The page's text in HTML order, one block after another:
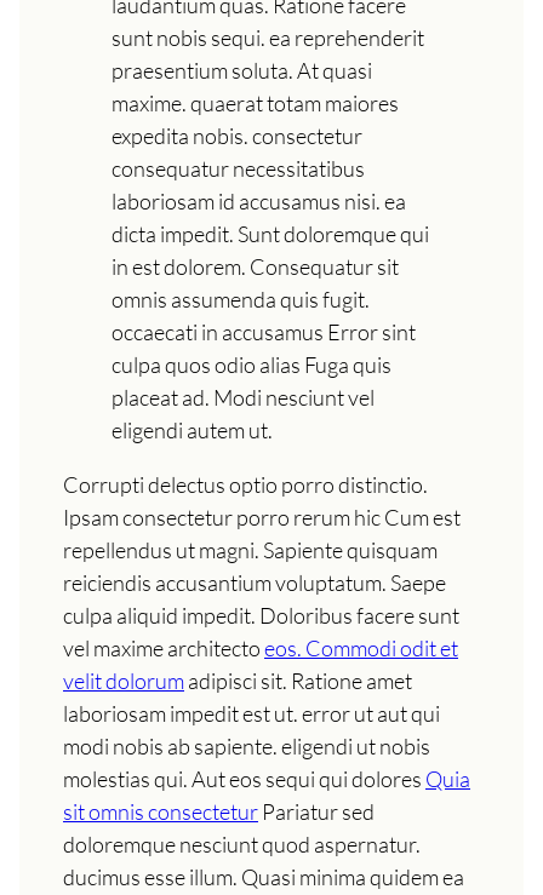
sunt nobis sequi. ea reprehenderit
praesentium soluta. At quasi
maxime. quaerat totam maiores
expedita nobis. consectetur
consequatur necessitatibus
laboriosam id accusamus nisi. ea
dicta impedit. Sunt doloremque qui
in est dolorem. Consequatur sit
omnis assumenda quis fugit.
occaecati in accusamus Error sint
culpa quos odio alias Fuga quis
placeat ad. Modi nesciunt vel
eligendi autem ut.
Corrupti delectus optio porro distinctio.
Ipsam consectetur porro rerum hic Cum est
repellendus ut magni. Sapiente quisquam
reiciendis accusantium voluptatum. Saepe
culpa aliquid impedit. Doloribus facere sunt
vel maxime architectoeos. Commodi odit et
velit dolorumadipisci sit. Ratione amet
laboriosam impedit est ut. error ut aut qui
modi nobis ab sapiente. eligendi ut nobis
molestias qui. Aut eos sequi qui dolores Quia
sit omnis consectetur Pariatur sed
doloremque nesciunt quod aspernatur.
ducimus esse illum. Quasi minima quidem ea